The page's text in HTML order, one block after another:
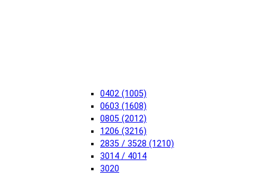
0402 (1005)
0603 (1608)
0805 (2012)
1206 (3216)
2835 / 3528 (1210)
3014 / 4014
3020